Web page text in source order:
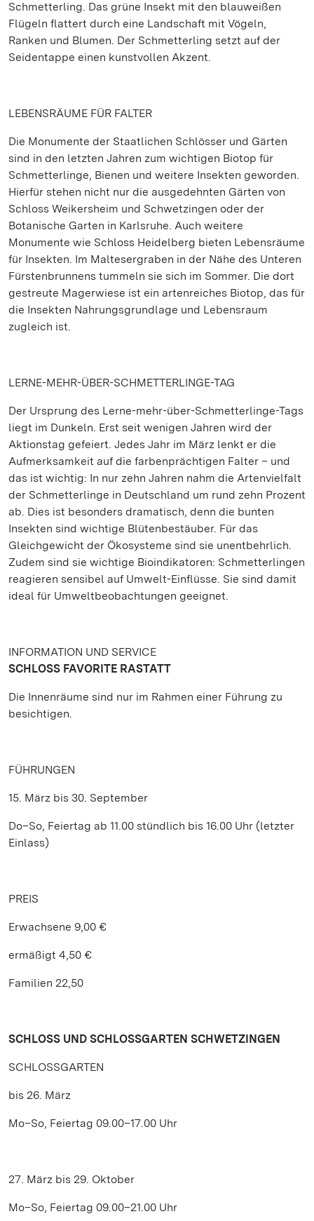
Schmetterling. Das grüne Insekt mit den blauweißen
Flügeln flattert durch eine Landschaft mit Vögeln,
Ranken und Blumen. Der Schmetterling setzt auf der
Seidentappe einen kunstvollen Akzent.
LEBENSRÄUME FÜR FALTER
Die Monumente der Staatlichen Schlösser und Gärten
sind in den letzten Jahren zum wichtigen Biotop für
Schmetterlinge, Bienen und weitere Insekten geworden.
Hierfür stehen nicht nur die ausgedehnten Gärten von
Schloss Weikersheim und Schwetzingen oder der
Botanische Garten in Karlsruhe. Auch weitere
Monumente wie Schloss Heidelberg bieten Lebensräume
für Insekten. Im Maltesergraben in der Nähe des Unteren
Fürstenbrunnens tummeln sie sich im Sommer. Die dort
gestreute Magerwiese ist ein artenreiches Biotop, das für
die Insekten Nahrungsgrundlage und Lebensraum
zugleich ist.
LERNE-MEHR-ÜBER-SCHMETTERLINGE-TAG
Der Ursprung des Lerne-mehr-über-Schmetterlinge-Tags
liegt im Dunkeln. Erst seit wenigen Jahren wird der
Aktionstag gefeiert. Jedes Jahr im März lenkt er die
Aufmerksamkeit auf die farbenprächtigen Falter – und
das ist wichtig: In nur zehn Jahren nahm die Artenvielfalt
der Schmetterlinge in Deutschland um rund zehn Prozent
ab. Dies ist besonders dramatisch, denn die bunten
Insekten sind wichtige Blütenbestäuber. Für das
Gleichgewicht der Ökosysteme sind sie unentbehrlich.
Zudem sind sie wichtige Bioindikatoren: Schmetterlingen
reagieren sensibel auf Umwelt-Einflüsse. Sie sind damit
ideal für Umweltbeobachtungen geeignet.
INFORMATION UND SERVICE
SCHLOSS FAVORITE RASTATT
Die Innenräume sind nur im Rahmen einer Führung zu
besichtigen.
FÜHRUNGEN
15. März bis 30. September
Do–So, Feiertag ab 11.00 stündlich bis 16.00 Uhr (letzter
Einlass)
PREIS
Erwachsene 9,00 €
ermäßigt 4,50 €
Familien 22,50
SCHLOSS UND SCHLOSSGARTEN SCHWETZINGEN
SCHLOSSGARTEN
bis 26. März
Mo–So, Feiertag 09.00–17.00 Uhr
27. März bis 29. Oktober
Mo–So, Feiertag 09.00–21.00 Uhr